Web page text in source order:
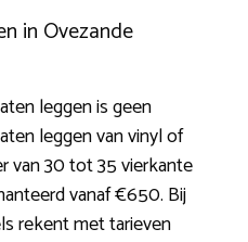
in Ovezande
leggen is geen
leggen van vinyl of
van 30 tot 35 vierkante
vanaf €650. Bij
rekent met tarieven